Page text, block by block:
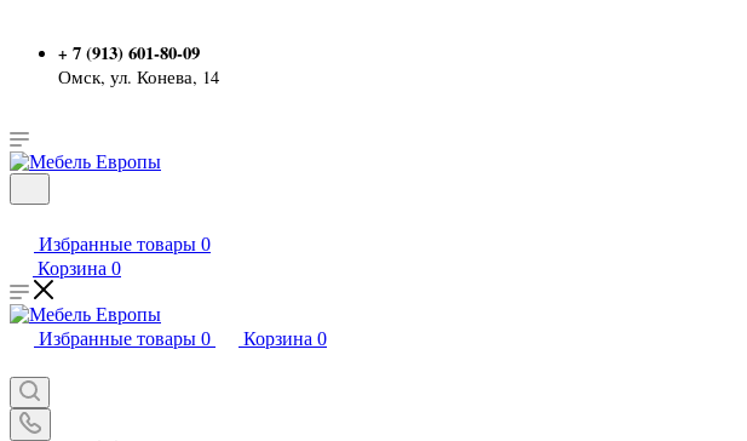
+ 7 (913) 601-80-09
Омск, ул. Конева, 14
Избранные товары 0
Корзина 0
Избранные товары 0 Корзина 0